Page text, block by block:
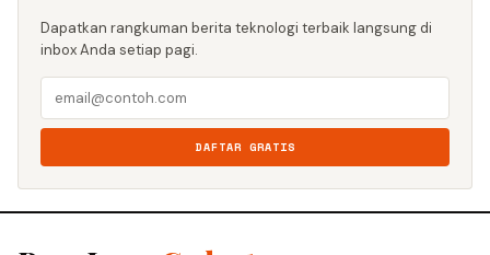
Dapatkan rangkuman berita teknologi terbaik langsung di
inbox Anda setiap pagi.
DAFTAR GRATIS